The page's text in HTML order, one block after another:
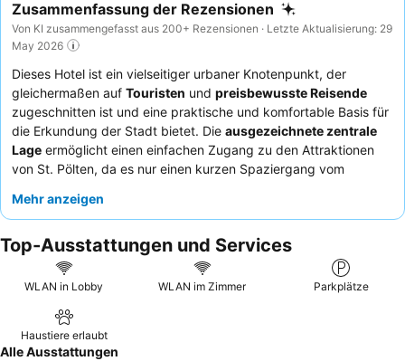
Zusammenfassung der Rezensionen
Von KI zusammengefasst aus 200+ Rezensionen · Letzte Aktualisierung: 29
May 2026
Dieses Hotel ist ein vielseitiger urbaner Knotenpunkt, der
gleichermaßen auf Touristen und preisbewusste Reisende
zugeschnitten ist und eine praktische und komfortable Basis für
die Erkundung der Stadt bietet. Die ausgezeichnete zentrale
Lage ermöglicht einen einfachen Zugang zu den Attraktionen
von St. Pölten, da es nur einen kurzen Spaziergang vom
geräumige Zimmer
freundliche und hilfsbereite Personalund das
und abwechslungsreiche Frühstück
mit frischem Obst. Für ein
ruhigeres Erlebnis sollten Gäste ein Zimmer mit Gartenblick
Mehr anzeigen
Top-Ausstattungen und Services
WLAN in Lobby WLAN im Zimmer Parkplätze
Haustiere erlaubt
Alle Ausstattungen